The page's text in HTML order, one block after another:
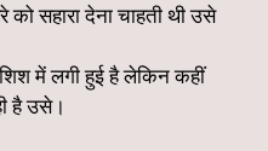
सहारा देना चाहती थी उसे
में लगी हुई है लेकिन कहीं
है उसे।